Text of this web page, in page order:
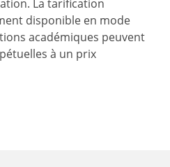
La tarification
disponible en mode
académiques peuvent
à un prix